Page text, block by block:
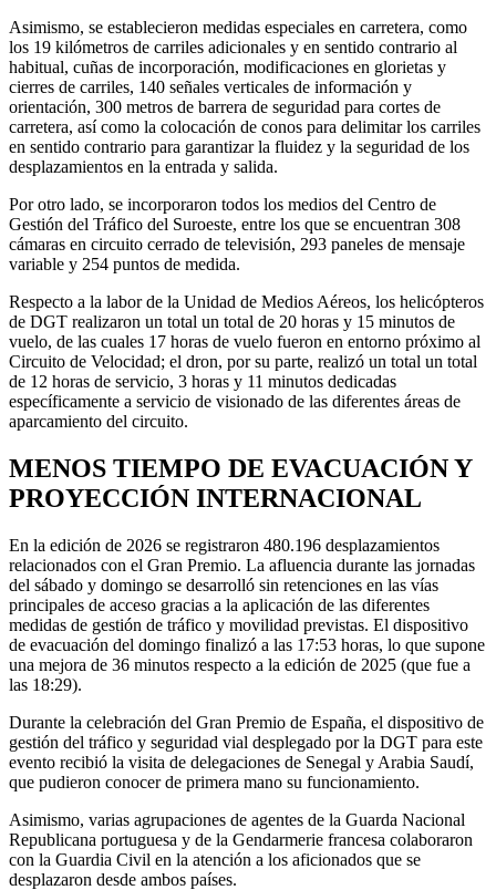
Asimismo, se establecieron medidas especiales en carretera, como
los 19 kilómetros de carriles adicionales y en sentido contrario al
habitual, cuñas de incorporación, modificaciones en glorietas y
cierres de carriles, 140 señales verticales de información y
orientación, 300 metros de barrera de seguridad para cortes de
carretera, así como la colocación de conos para delimitar los carriles
en sentido contrario para garantizar la fluidez y la seguridad de los
desplazamientos en la entrada y salida.
Por otro lado, se incorporaron todos los medios del Centro de
Gestión del Tráfico del Suroeste, entre los que se encuentran 308
cámaras en circuito cerrado de televisión, 293 paneles de mensaje
variable y 254 puntos de medida.
Respecto a la labor de la Unidad de Medios Aéreos, los helicópteros
de DGT realizaron un total un total de 20 horas y 15 minutos de
vuelo, de las cuales 17 horas de vuelo fueron en entorno próximo al
Circuito de Velocidad; el dron, por su parte, realizó un total un total
de 12 horas de servicio, 3 horas y 11 minutos dedicadas
específicamente a servicio de visionado de las diferentes áreas de
aparcamiento del circuito.
MENOS TIEMPO DE EVACUACIÓN Y
PROYECCIÓN INTERNACIONAL
En la edición de 2026 se registraron 480.196 desplazamientos
relacionados con el Gran Premio. La afluencia durante las jornadas
del sábado y domingo se desarrolló sin retenciones en las vías
principales de acceso gracias a la aplicación de las diferentes
medidas de gestión de tráfico y movilidad previstas. El dispositivo
de evacuación del domingo finalizó a las 17:53 horas, lo que supone
una mejora de 36 minutos respecto a la edición de 2025 (que fue a
las 18:29).
Durante la celebración del Gran Premio de España, el dispositivo de
gestión del tráfico y seguridad vial desplegado por la DGT para este
evento recibió la visita de delegaciones de Senegal y Arabia Saudí,
que pudieron conocer de primera mano su funcionamiento.
Asimismo, varias agrupaciones de agentes de la Guarda Nacional
Republicana portuguesa y de la Gendarmerie francesa colaboraron
con la Guardia Civil en la atención a los aficionados que se
desplazaron desde ambos países.